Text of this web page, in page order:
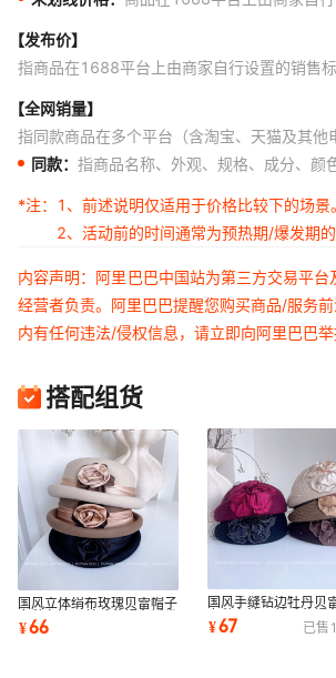
【发布价】
指商品在1688平台上由商家自行设置的销售
【全网销量】
指同款商品在多个平台（含淘宝、天猫及其他
同款： 指商品名称、外观、规格、成分、颜
*注：
1、前述说明仅适用于价格比较下的场景。
2、活动前的时间通常为预热期/爆发期
内容声明：阿里巴巴中国站为第三方交易平
经营者负责。阿里巴巴提醒您购买商品/服务
内有任何违法/侵权信息，请立即向阿里巴巴举
搭配组货
国风立体绢布玫瑰贝雷帽子
女秋冬澳洲羊毛毡帽名媛卷
边礼帽时装帽
¥66
国风手缝钻边牡丹贝
女秋冬澳洲羊毛毡帽
纱礼帽空姐帽
¥67 已售